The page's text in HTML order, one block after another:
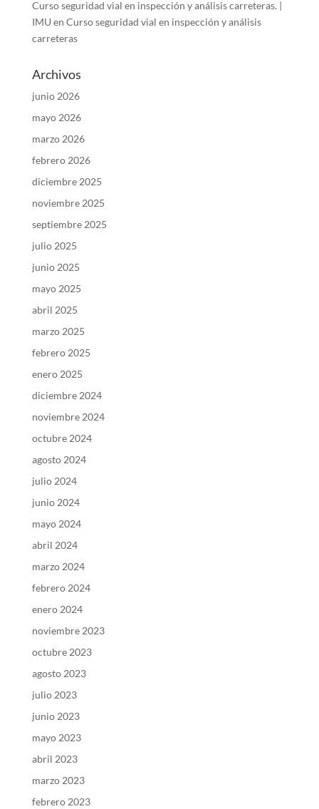
Curso seguridad vial en inspección y análisis carreteras. |
IMU en Curso seguridad vial en inspección y análisis
carreteras
Archivos
junio 2026
mayo 2026
marzo 2026
febrero 2026
diciembre 2025
noviembre 2025
septiembre 2025
julio 2025
junio 2025
mayo 2025
abril 2025
marzo 2025
febrero 2025
enero 2025
diciembre 2024
noviembre 2024
octubre 2024
agosto 2024
julio 2024
junio 2024
mayo 2024
abril 2024
marzo 2024
febrero 2024
enero 2024
noviembre 2023
octubre 2023
agosto 2023
julio 2023
junio 2023
mayo 2023
abril 2023
marzo 2023
febrero 2023